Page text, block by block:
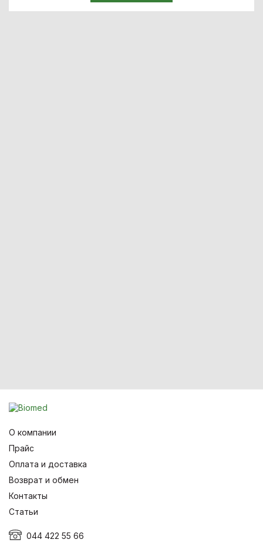
О компании
Прайс
Оплата и доставка
Возврат и обмен
Контакты
Статьи
044 422 55 66